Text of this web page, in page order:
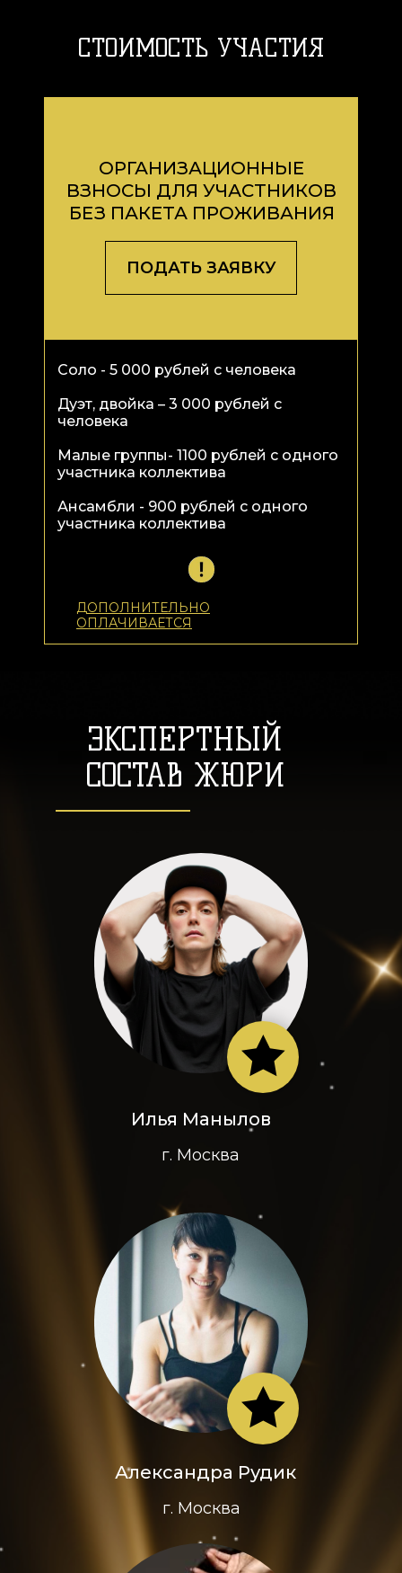
СТОИМОСТЬ УЧАСТИЯ
Соло - 5 000 рублей с человека
Дуэт, двойка – 3 000 рублей с
человека
Малые группы- 1100 рублей с одного
участника коллектива
Ансамбли - 900 рублей с одного
участника коллектива
ОРГАНИЗАЦИОННЫЕ
ВЗНОСЫ ДЛЯ УЧАСТНИКОВ
БЕЗ ПАКЕТА ПРОЖИВАНИЯ
ПОДАТЬ ЗАЯВКУ
ДОПОЛНИТЕЛЬНО
ОПЛАЧИВАЕТСЯ
Илья Манылов
Александра Рудик
г. Москва
ЭКСПЕРТНЫЙ
СОСТАВ ЖЮРИ
г. Москва